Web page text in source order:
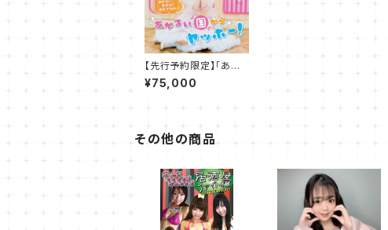
【先行予約限定】「あか
るい国からヤッホー！」5
0枚セット
¥75,000
その他の商品